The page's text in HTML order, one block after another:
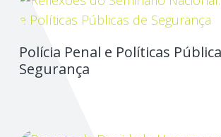
Polícia Penal e Políticas
Segurança